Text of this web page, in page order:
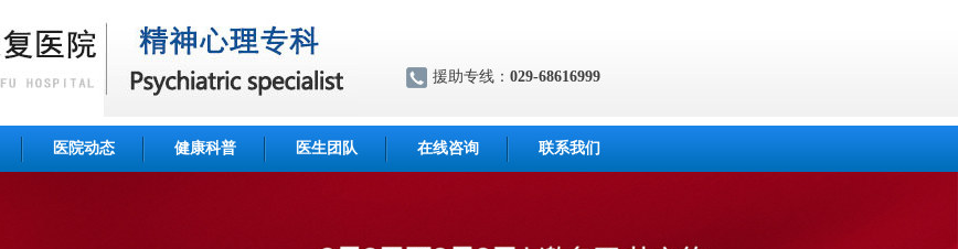
援助专线： 029-68616999
医院动态 健康科普 医生团队 在线咨询 联系我们